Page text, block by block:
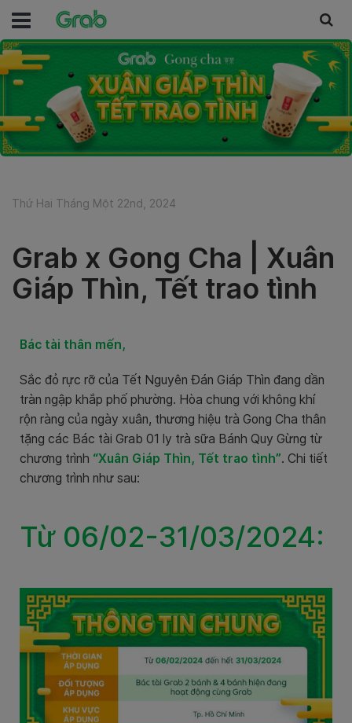
Thứ Hai Tháng Một 22nd, 2024
Grab x Gong Cha | Xuân
Giáp Thìn, Tết trao tình
Bác tài thân mến,
Sắc đỏ rực rỡ của Tết Nguyên Đán Giáp Thìn đang dần
tràn ngập khắp phố phường. Hòa chung với không khí
rộn ràng của ngày xuân, thương hiệu trà Gong Cha thân
tặng các Bác tài Grab 01 ly trà sữa Bánh Quy Gừng từ
chương trình “Xuân Giáp Thìn, Tết trao tình”. Chi tiết
chương trình như sau:
Từ 06/02-31/03/2024: